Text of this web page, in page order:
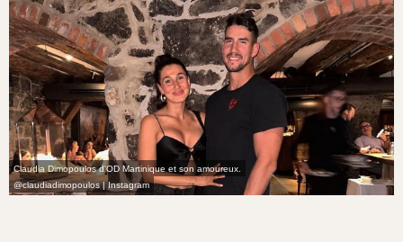
Claudia Dimopoulos d'OD Martinique et son amoureux.
@claudiadimopoulos | Instagram